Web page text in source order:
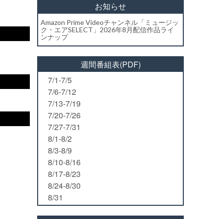
お知らせ
Amazon Prime Videoチャンネル「ミュージッ
ク・エアSELECT」2026年8月配信作品ライ
ンナップ
週間番組表(PDF)
7/1-7/5
7/6-7/12
7/13-7/19
7/20-7/26
7/27-7/31
8/1-8/2
8/3-8/9
8/10-8/16
8/17-8/23
8/24-8/30
8/31